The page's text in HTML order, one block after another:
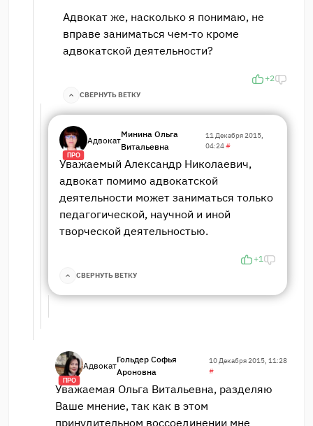
Адвокат же, насколько я понимаю, не
вправе заниматься чем-то кроме
адвокатской деятельности?
+2
СВЕРНУТЬ ВЕТКУ
ПРО
Адвокат
Минина Ольга
Витальевна
11 Декабря 2015,
04:24#
Уважаемый Александр Николаевич,
адвокат помимо адвокатской
деятельности может заниматься только
педагогической, научной и иной
творческой деятельностью.
+1
СВЕРНУТЬ ВЕТКУ
ПРО
Адвокат
Гольдер Софья
Ароновна
10 Декабря 2015, 11:28
#
Уважаемая Ольга Витальевна, разделяю
Ваше мнение, так как в этом
принудительном воссоединении мне